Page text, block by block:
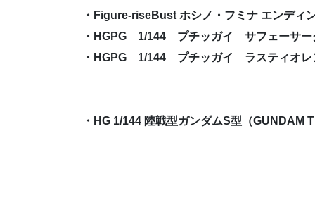
・Figure-riseBust ホシノ・フミナ エンディ
・HGPG 1/144 プチッガイ サフェーサー
・HGPG 1/144 プチッガイ ラスティオレ
・HG 1/144 陸戦型ガンダムS型（GUNDAM